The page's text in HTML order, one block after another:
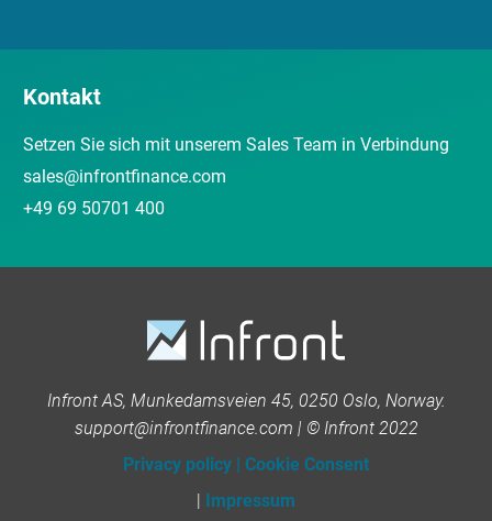
Kontakt
Setzen Sie sich mit unserem Sales Team in Verbindung
sales@infrontfinance.com
+49 69 50701 400
Infront AS, Munkedamsveien 45, 0250 Oslo, Norway.
support@infrontfinance.com | © Infront 2022
Privacy policy | Cookie Consent
| Impressum